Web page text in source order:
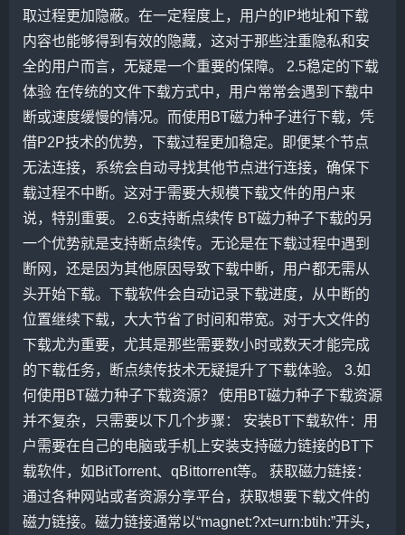
取过程更加隐蔽。在一定程度上，用户的IP地址和下载
内容也能够得到有效的隐藏，这对于那些注重隐私和安
全的用户而言，无疑是一个重要的保障。 2.5稳定的下载
体验 在传统的文件下载方式中，用户常常会遇到下载中
断或速度缓慢的情况。而使用BT磁力种子进行下载，凭
借P2P技术的优势，下载过程更加稳定。即便某个节点
无法连接，系统会自动寻找其他节点进行连接，确保下
载过程不中断。这对于需要大规模下载文件的用户来
说，特别重要。 2.6支持断点续传 BT磁力种子下载的另
一个优势就是支持断点续传。无论是在下载过程中遇到
断网，还是因为其他原因导致下载中断，用户都无需从
头开始下载。下载软件会自动记录下载进度，从中断的
位置继续下载，大大节省了时间和带宽。对于大文件的
下载尤为重要，尤其是那些需要数小时或数天才能完成
的下载任务，断点续传技术无疑提升了下载体验。 3.如
何使用BT磁力种子下载资源？ 使用BT磁力种子下载资源
并不复杂，只需要以下几个步骤： 安装BT下载软件：用
户需要在自己的电脑或手机上安装支持磁力链接的BT下
载软件，如BitTorrent、qBittorrent等。 获取磁力链接：
通过各种网站或者资源分享平台，获取想要下载文件的
磁力链接。磁力链接通常以“magnet:?xt=urn:btih:”开头，